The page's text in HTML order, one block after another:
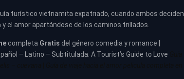
turístico vietnamita expatriado, cuando ambos deciden
el amor apartándose de los caminos trillados.
completa Gratis del género comedia y romance |
– Latino – Subtitulada. A Tourist’s Guide to Love